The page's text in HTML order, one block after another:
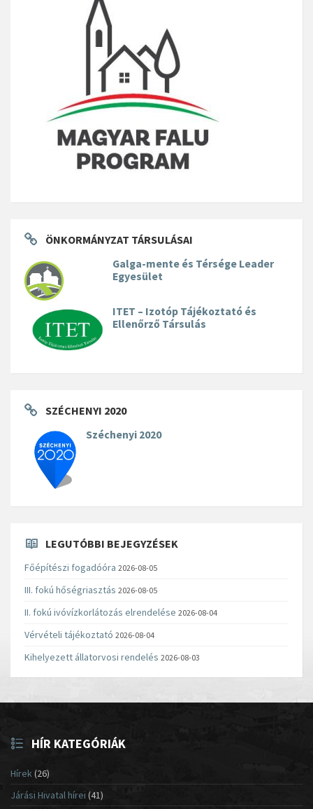
ÖNKORMÁNYZAT TÁRSULÁSAI
Galga-mente és Térsége Leader
Egyesület
ITET – Izotóp Tájékoztató és
Ellenőrző Társulás
SZÉCHENYI 2020
Széchenyi 2020
LEGUTÓBBI BEJEGYZÉSEK
Főépítészi fogadóóra 2026-08-05
III. fokú hőségriasztás 2026-08-05
II. fokú ivóvízkorlátozás elrendelése 2026-08-04
Vérvételi tájékoztató 2026-08-04
Kihelyezett állatorvosi rendelés 2026-08-03
HÍR KATEGÓRIÁK
Hírek(26)
Járási Hivatal hírei (41)